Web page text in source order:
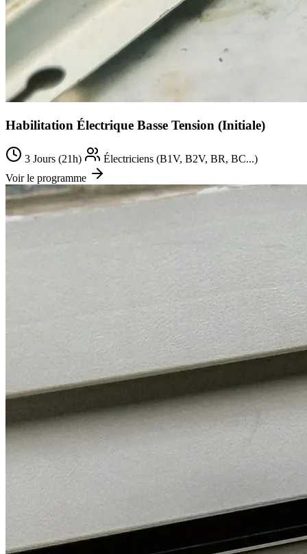
Habilitation Électrique Basse Tension (Initiale)
3 Jours (21h)
Électriciens (B1V, B2V, BR, BC...)
Voir le programme